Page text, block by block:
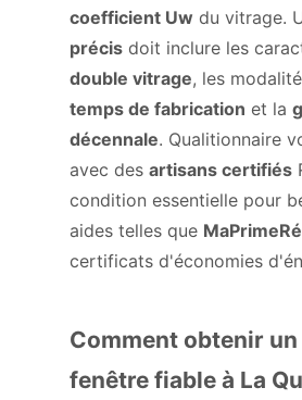
coefficient Uw du vitrage.
précis doit inclure les
double vitrage, les
temps de fabrication et la
décennale. Qualitionnaire
avec des artisans certifiés
condition essentielle pour
aides telles que
certificats d'économies
Comment obtenir
fenêtre fiable à La